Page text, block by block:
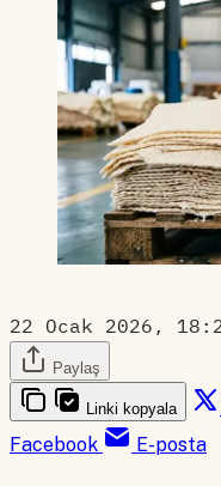
22 Ocak 2026,
Paylaş
Linki kopyala
Facebook
E-posta